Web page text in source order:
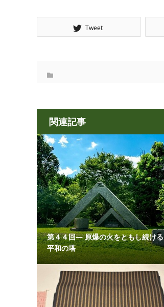
Tweet
関連記事
第４４回― 原爆の火をともし続ける
平和の塔